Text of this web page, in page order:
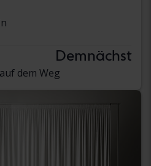
Demnächst
dem Weg